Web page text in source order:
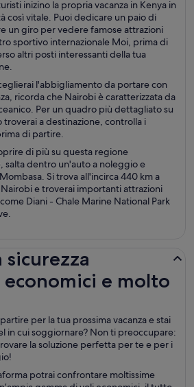
inizino la propria vacanza in Kenya in
così vitale. Puoi dedicare un paio di
un giro per vedere famose attrazioni
sportivo internazionale Moi, prima di
altri posti interessanti della tua
l'abbigliamento da portare con
ricorda che Nairobi è caratterizzata da
Per un quadro più dettagliato su
a destinazione, controlla i
di partire.
di più su questa regione
salta dentro un'auto a noleggio e
Si trova all'incirca 440 km a
e troverai importanti attrazioni
Diani - Chale Marine National Park
sicurezza
economici e molto
per la tua prossima vacanza e stai
in cui soggiornare? Non ti preoccupare:
la soluzione perfetta per te e per i
potrai confrontare moltissime
e molto altro